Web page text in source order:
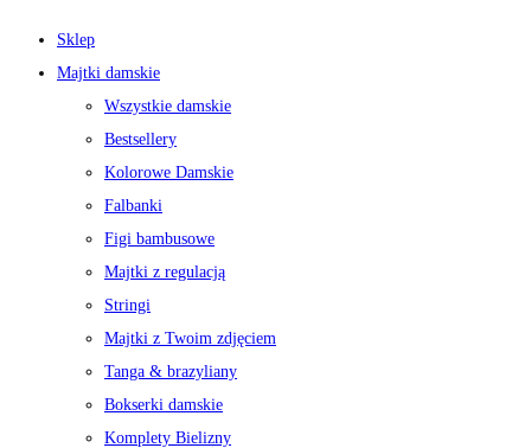
Sklep
Majtki damskie
Wszystkie damskie
Bestsellery
Kolorowe Damskie
Falbanki
Figi bambusowe
Majtki z regulacją
Stringi
Majtki z Twoim zdjęciem
Tanga & brazyliany
Bokserki damskie
Komplety Bielizny